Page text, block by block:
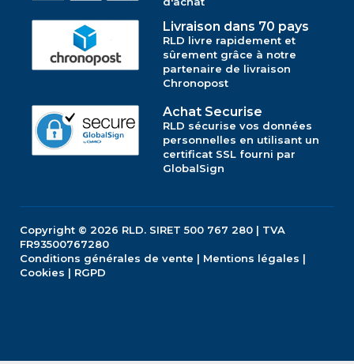
Livraison dans 70 pays
RLD livre rapidement et
sûrement grâce à notre
partenaire de livraison
Chronopost
Achat Securise
RLD sécurise vos données
personnelles en utilisant un
certificat SSL fourni par
GlobalSign
Copyright © 2026 RLD. SIRET 500 767 280 | TVA
FR93500767280
Conditions générales de vente | Mentions légales |
Cookies | RGPD